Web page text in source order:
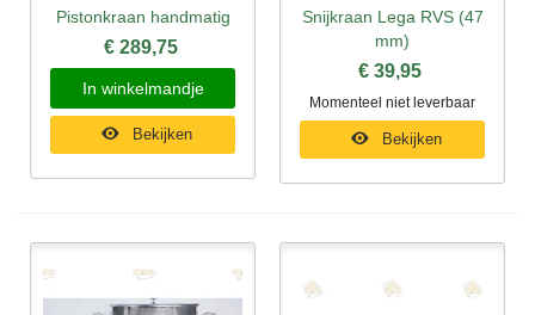
Pistonkraan handmatig
€ 289,75
In winkelmandje
Bekijken
Snijkraan Lega RVS (47
mm)
€ 39,95
Momenteel niet leverbaar
Bekijken